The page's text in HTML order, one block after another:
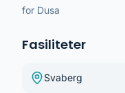
for Dusa
Fasiliteter
Svaberg